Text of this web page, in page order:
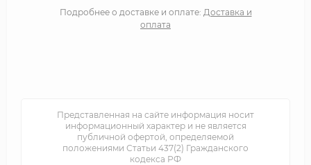
Подробнее о доставке и оплате: Доставка и
оплата
Представленная на сайте информация носит
информационный характер и не является
публичной офертой, определяемой
положениями Статьи 437(2) Гражданского
кодекса РФ